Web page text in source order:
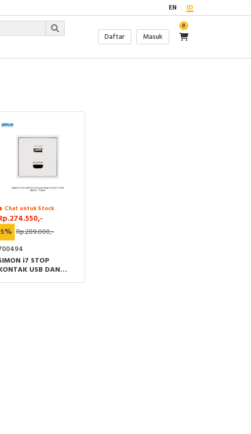
EN ID
Daftar Masuk
0
Chat untuk Stock
5% Rp.289.000,-
i7 STOP
USB DAN